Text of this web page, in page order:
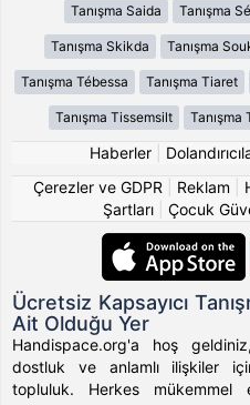
Tanışma Saida Tanışma
Tanışma Skikda Tanışma
Tanışma Tébessa Tanışma Tiaret
Tanışma Tissemsilt Tanışma
Haberler
Çerezler ve GDPR
Reklam
Şartları| Çocuk
Ücretsiz Kapsayıcı
Ait Olduğu Yer
Handispace.org'a hoş
dostluk ve anlamlı ilişkiler
topluluk. Herkes